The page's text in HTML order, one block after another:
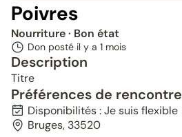
Poivres
Nourriture· Bon état
Don posté il y a 1 mois
Description
Titre
Préférences de rencontre
Disponibilités : Je suis flexible
Bruges, 33520